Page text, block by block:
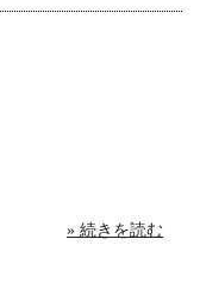
» 続きを読む